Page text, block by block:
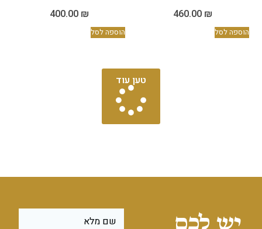
460.00
לסל
400.00
הוספה לסל
לכם
שם מלא